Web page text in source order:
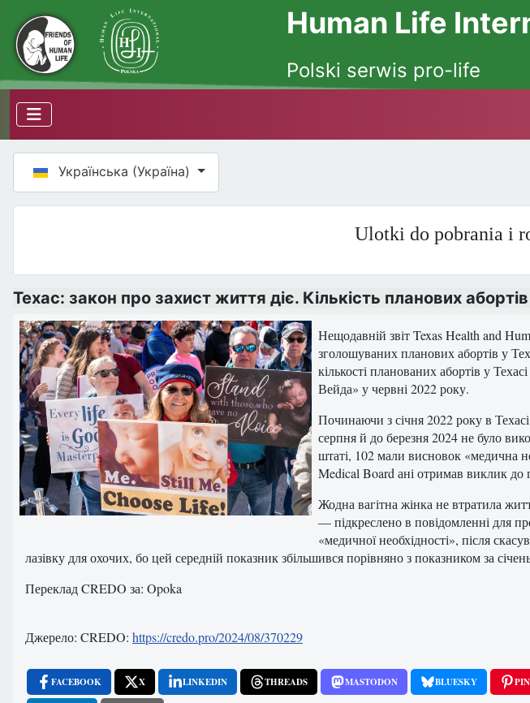
Human Life
Polski serwis pro-life
Оберіть свою мову
Українська (Україна)
Ulotki do pobrania i
Техас: закон про захист життя діє. Кількість планових
Нещодавній звіт Texas Health and
зголошуваних планових абортів у
кількості планованих абортів у
Вейда» у червні 2022 року.
Починаючи з січня 2022 року в
серпня й до березня 2024 не було
штаті, 102 мали висновок «медична
Medical Board ані отримав виклик до
Жодна вагітна жінка не втратила
— підкреслено в повідомленні для
«медичної необхідності», після
лазівку для охочих, бо цей середній показник збільшився порівняно з показником за
Переклад CREDO за: Opoka
Джерело: CREDO: https://credo.pro/2024/08/370229
FACEBOOK X LINKEDIN THREADS MASTODON BLUESKY